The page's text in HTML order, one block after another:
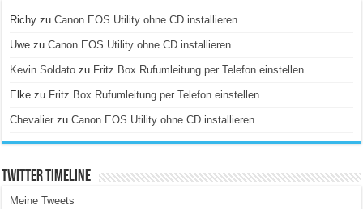
Richy zuCanon EOS Utility ohne CD installieren
Uwe zuCanon EOS Utility ohne CD installieren
Kevin Soldato zu Fritz Box Rufumleitung per Telefon einstellen
Elke zu Fritz Box Rufumleitung per Telefon einstellen
Chevalier zuCanon EOS Utility ohne CD installieren
Twitter Timeline
Meine Tweets